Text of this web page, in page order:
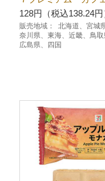
128円（税込138.24円
販売地域：
北海道、宮城
奈川県、東海、近畿、鳥取
広島県、四国